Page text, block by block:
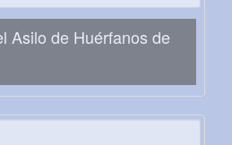
Asilo de Huérfanos de